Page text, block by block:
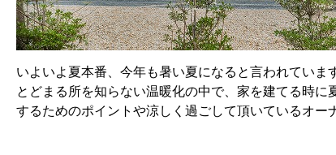
いよいよ夏本番、今年も暑い夏になると言われていま
とどまる所を知らない温暖化の中で、家を建てる時
するためのポイントや涼しく過ごして頂いているオー